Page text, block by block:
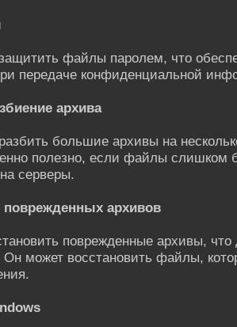
файлы паролем, что
передаче конфиденциальной
архива
большие архивы на
полезно, если файлы слишком
серверы.
поврежденных архивов
поврежденные архивы,
может восстановить файлы,